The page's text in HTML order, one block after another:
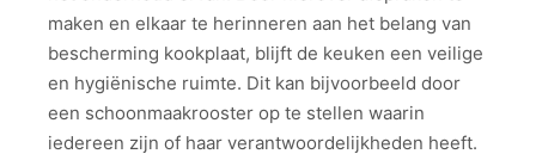
maken en elkaar te herinneren aan het belang van
bescherming kookplaat, blijft de keuken een veilige
en hygiënische ruimte. Dit kan bijvoorbeeld door
een schoonmaakrooster op te stellen waarin
iedereen zijn of haar verantwoordelijkheden heeft.